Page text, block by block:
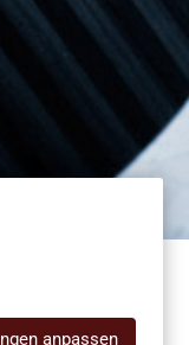
anpassen